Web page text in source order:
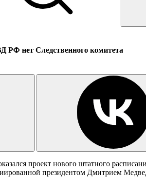
нет Следственного комитета
проект нового штатного
президентом Дмитрием